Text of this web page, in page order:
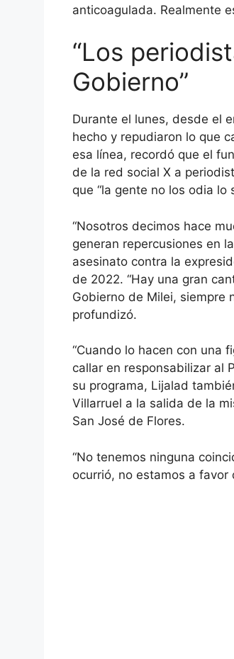
anticoagulada. Realmente
“Los
Gobierno”
Durante el lunes, desde el
hecho y repudiaron lo que
esa línea, recordó que el
de la red social X a
que “la gente no los odia lo
“Nosotros decimos hace
generan repercusiones en
asesinato contra la
de 2022. “Hay una gran
Gobierno de Milei, siempre
profundizó.
“Cuando lo hacen con una
callar en responsabilizar al
su programa, Lijalad
Villarruel a la salida de la
San José de Flores.
“No tenemos ninguna
ocurrió, no estamos a favor